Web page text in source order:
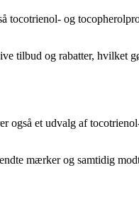
og
tilbud og rabatter, hvilket
også et udvalg af
mærker og samtidig